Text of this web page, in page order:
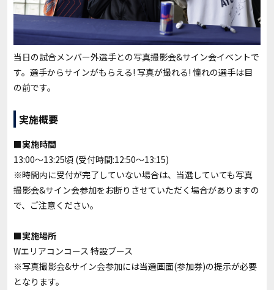
当日の試合メンバー外選手との写真撮影会&サイン会イベントで
す。選手からサインがもらえる! 写真が撮れる! 憧れの選手は目
の前です。
実施概要
■実施時間
13:00～13:25頃 (受付時間:12:50〜13:15)
※時間内に受付が完了していない場合は、当選していても写真
撮影会&サイン会参加をお断りさせていただく場合がありますの
で、ご注意ください。
■実施場所
Wエリアコンコース 特設ブース
※写真撮影会&サイン会参加には当選画面(参加券)の提示が必要
となります。